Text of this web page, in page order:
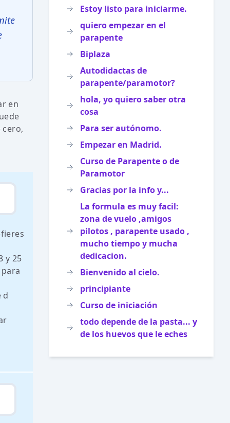
en
cero,
y 25
d
Estoy listo para iniciarme.
quiero empezar en el
parapente
Biplaza
Autodidactas de
parapente/paramotor?
hola, yo quiero saber otra
cosa
Para ser autónomo.
Empezar en Madrid.
Curso de Parapente o de
Paramotor
Gracias por la info y...
La formula es muy facil:
zona de vuelo ,amigos
pilotos , parapente usado ,
mucho tiempo y mucha
dedicacion.
Bienvenido al cielo.
principiante
Curso de iniciación
todo depende de la pasta... y
de los huevos que le eches